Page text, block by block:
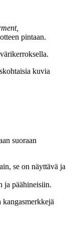
pintaan.
kuvia
suoraan
se on näyttävä ja
ja päähineisiin.